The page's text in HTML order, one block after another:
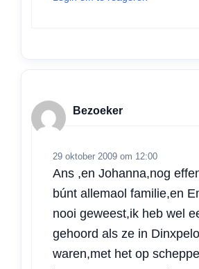
Bezoeker
29 oktober 2009 om 12:00
Ans ,en Johanna,nog
búnt allemaol familie,en
nooi geweest,ik heb wel
gehoord als ze in
waren,met het op